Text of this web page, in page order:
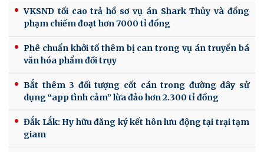
VKSND tối cao trả hồ sơ vụ án Shark Thủy và đồng
phạm chiếm đoạt hơn 7000 tỉ đồng
Phê chuẩn khởi tố thêm bị can trong vụ án truyền bá
văn hóa phẩm đồi trụy
Bắt thêm 3 đối tượng cốt cán trong đường dây sử
dụng “app tình cảm” lừa đảo hơn 2.300 tỉ đồng
Đắk Lắk: Hy hữu đăng ký kết hôn lưu động tại trại tạm
giam